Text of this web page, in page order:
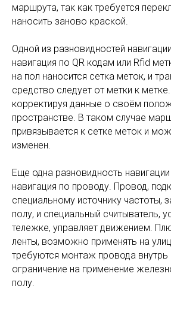
маршрута, так как требуется
наносить заново краской.
Одной из разновидностей
навигация по QR кодам или Rfid
на пол наносится сетка меток, и
средство следует от метки к
корректируя данные о своём
пространстве. В таком случае
привязывается к сетке меток и
изменен.
Еще одна разновидность навигации
навигация по проводу. Провод,
специальному источнику частоты,
полу, и специальный считыватель,
тележке, управляет движением.
ленты, возможно применять на
требуются монтаж провода внутрь
ограничение на применение
полу.